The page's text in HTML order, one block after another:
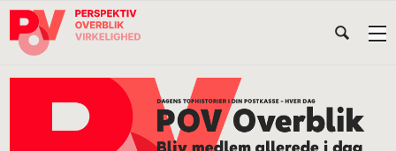
Gå
direkte
Skip
indhold
Gå
direkte